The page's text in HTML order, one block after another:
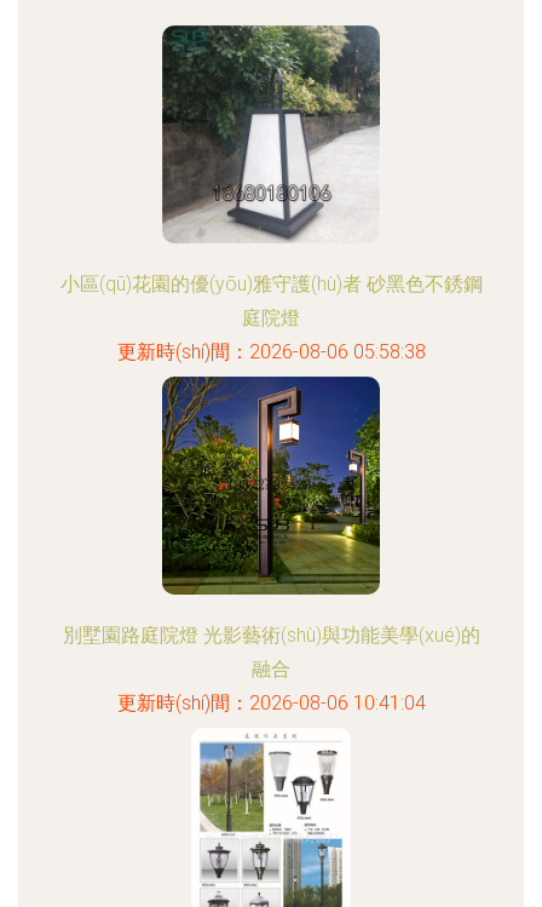
小區(qū)花園的優(yōu)雅守護(hù)者 砂黑色不銹鋼
庭院燈
更新時(shí)間：2026-08-06 05:58:38
別墅園路庭院燈 光影藝術(shù)與功能美學(xué)的
融合
更新時(shí)間：2026-08-06 10:41:04